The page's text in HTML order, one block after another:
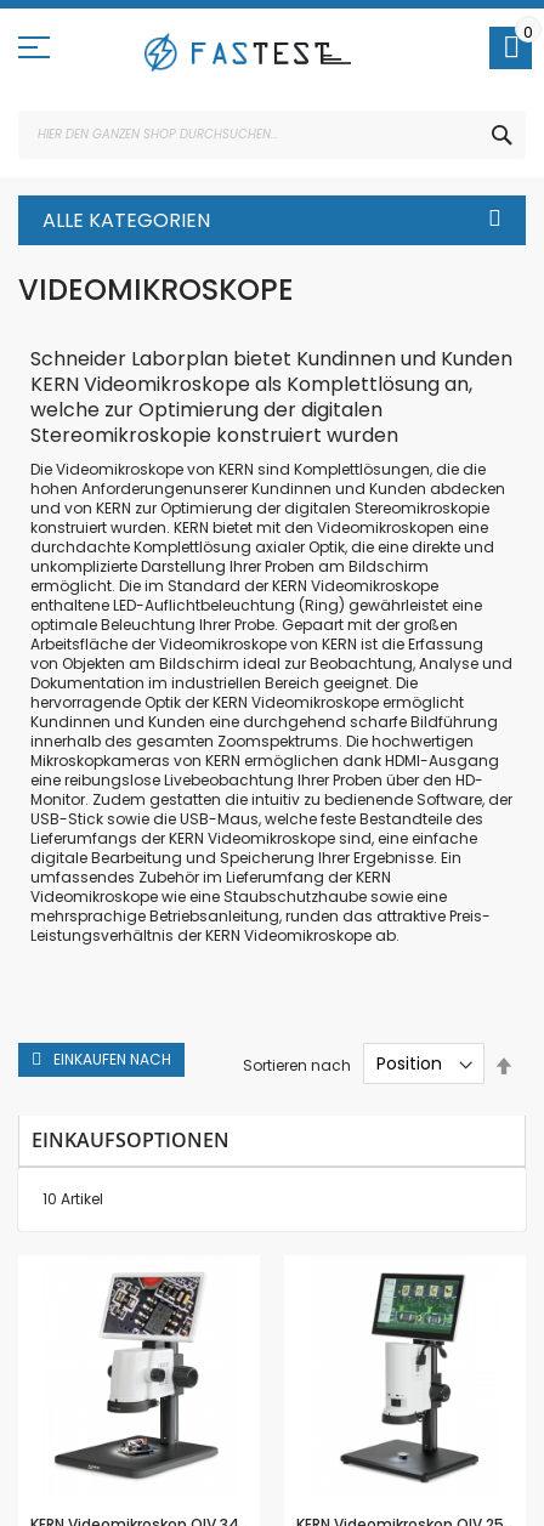
Direkt
Inhalt
0
ALLE KATEGORIEN
VIDEOMIKROSKOPE
Schneider Laborplan bietet Kundinnen und Kunden
KERN Videomikroskope als Komplettlösung an,
welche zur Optimierung der digitalen
Stereomikroskopie konstruiert wurden
Die Videomikroskope von KERN sind Komplettlösungen, die die
hohen Anforderungenunserer Kundinnen und Kunden abdecken
und von KERN zur Optimierung der digitalen Stereomikroskopie
konstruiert wurden. KERN bietet mit den Videomikroskopen eine
durchdachte Komplettlösung axialer Optik, die eine direkte und
unkomplizierte Darstellung Ihrer Proben am Bildschirm
ermöglicht. Die im Standard der KERN Videomikroskope
enthaltene LED-Auflichtbeleuchtung (Ring) gewährleistet eine
optimale Beleuchtung Ihrer Probe. Gepaart mit der großen
Arbeitsfläche der Videomikroskope von KERN ist die Erfassung
von Objekten am Bildschirm ideal zur Beobachtung, Analyse und
Dokumentation im industriellen Bereich geeignet. Die
hervorragende Optik der KERN Videomikroskope ermöglicht
Kundinnen und Kunden eine durchgehend scharfe Bildführung
innerhalb des gesamten Zoomspektrums. Die hochwertigen
Mikroskopkameras von KERN ermöglichen dank HDMI-Ausgang
eine reibungslose Livebeobachtung Ihrer Proben über den HD-
Monitor. Zudem gestatten die intuitiv zu bedienende Software, der
USB-Stick sowie die USB-Maus, welche feste Bestandteile des
Lieferumfangs der KERN Videomikroskope sind, eine einfache
digitale Bearbeitung und Speicherung Ihrer Ergebnisse. Ein
umfassendes Zubehör im Lieferumfang der KERN
Videomikroskope wie eine Staubschutzhaube sowie eine
mehrsprachige Betriebsanleitung, runden das attraktive Preis-
Leistungsverhältnis der KERN Videomikroskope ab.
10 Artikel
Sortieren nach
EINKAUFEN NACH
EINKAUFSOPTIONEN